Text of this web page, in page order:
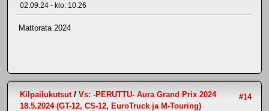
02.09.24 - klo: 10.26
Mattorata 2024
#14
Kilpailukutsut/ Vs: -PERUTTU- Aura Grand Prix 2024
18.5.2024 (GT-12, CS-12, EuroTruck ja M-Touring)